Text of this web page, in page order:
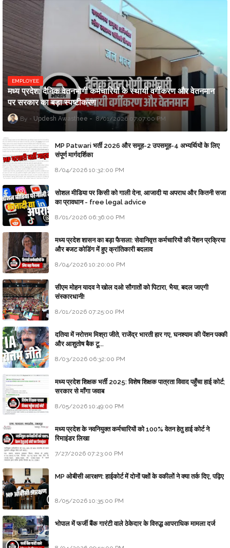
EMPLOYEE
मध्य प्रदेश: दैनिक वेतनभोगी कर्मचारियों के स्थायी वर्गीकरण और वेतनमान
पर सरकार का बड़ा स्पष्टीकरण
Updesh Awasthee 8/01/2026 07:07:00 PM
MP Patwari भर्ती 2026 और समूह-2 उपसमूह-4 अभ्यर्थियों के लिए
संपूर्ण मार्गदर्शिका
8/04/2026 10:32:00 PM
सोशल मीडिया पर किसी को गाली देना, आजादी या अपराध और कितनी सजा
का प्रावधान - free legal advice
8/01/2026 06:36:00 PM
मध्य प्रदेश शासन का बड़ा फैसला: सेवानिवृत्त कर्मचारियों की पेंशन प्रक्रिया
और बजट कोडिंग में हुए क्रांतिकारी बदलाव
8/04/2026 10:20:00 PM
सीएम मोहन यादव ने खोल दओ सौगातों को पिटारा, भैया, बदल जाएगी
संस्कारधानी!
8/01/2026 07:25:00 PM
दतिया में नरोत्तम मिश्रा जीते, राजेंद्र भारती हार गए, घनश्याम की पेंशन पक्की
और आशुतोष बैक टू...
8/03/2026 06:32:00 PM
मध्य प्रदेश शिक्षक भर्ती 2025: विशेष शिक्षक पात्रता विवाद पहुँचा हाई कोर्ट;
सरकार से माँगा जवाब
8/05/2026 10:49:00 PM
मध्य प्रदेश के नवनियुक्त कर्मचारियों को 100% वेतन हेतु हाई कोर्ट ने
रिमाइंडर लिखा
7/27/2026 07:23:00 PM
MP ओबीसी आरक्षण: हाईकोर्ट में दोनों पक्षों के वकीलों ने क्या तर्क दिए, पढ़िए
8/05/2026 10:35:00 PM
भोपाल में फर्जी बैंक गारंटी वाले ठेकेदार के विरुद्ध आपराधिक मामला दर्ज